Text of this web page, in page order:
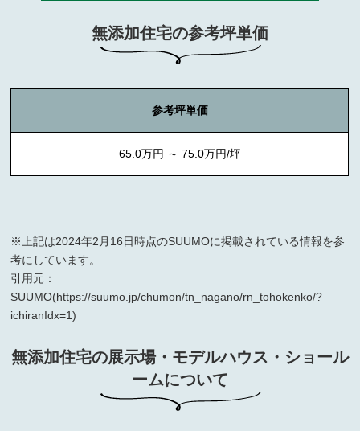
無添加住宅の参考坪単価
参考坪単価
65.0万円 ～ 75.0万円/坪
※上記は2024年2月16日時点のSUUMOに掲載されている情報を参
考にしています。
引用元：
SUUMO(https://suumo.jp/chumon/tn_nagano/rn_tohokenko/?
ichiranIdx=1)
無添加住宅の展示場・モデルハウス・ ショール
ームについて